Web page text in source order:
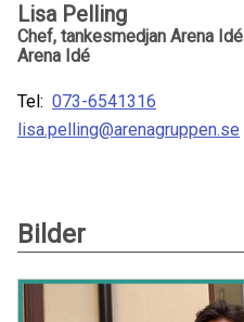
Lisa Pelling
Chef, tankesmedjan Arena Idé
Arena Idé
Tel: 073-6541316
lisa.pelling@arenagruppen.se
Bilder